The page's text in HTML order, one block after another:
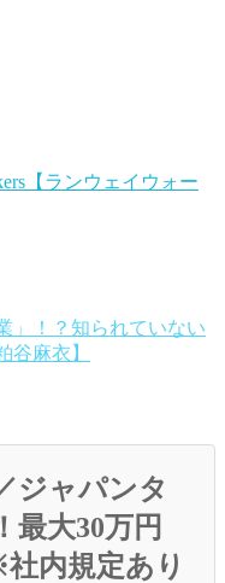
」！？知られていない
谷麻衣】
ジャパンタ
最大30万円
内規定あり